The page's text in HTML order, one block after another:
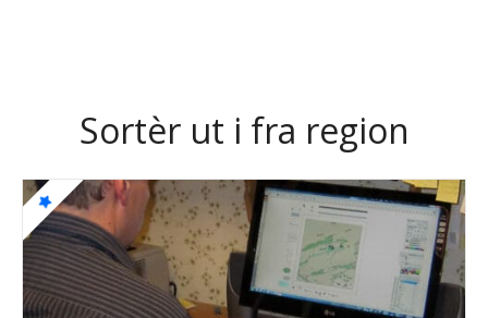
Sortèr ut i fra region